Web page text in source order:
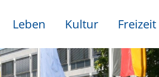
Leben Kultur Freizeit